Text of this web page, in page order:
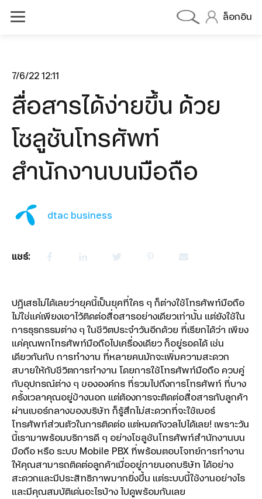
ล็อกอิน
dtac BIZ 5G MAX DATA
dtac BIZ 5G MAX DEVICE
Cloud PBX
dtac Mobile Security
Smart Connect
SMS Marketing
Location-based Messaging
Interactive Messaging
Multimedia Messaging
Workspace
7/6/22 12:11
สื่อสารได้ง่ายขึ้น ด้วย
โซลูชันโทรศัพท์
สำนักงานบนมือถือ
dtac business
แชร์:
ปฏิเสธไม่ได้เลยว่ายุคนี้เป็นยุคที่ใคร ๆ ก็ต่างใช้โทรศัพท์มือถือ
ไม่ใช่แค่เพียงเอาไว้ติดต่อสื่อสารอย่างเดียวเท่านั้น แต่ยังใช้ใน
การธุรกรรมต่าง ๆ ในชีวิตประจำวันอีกด้วย ที่เรียกได้ว่า เพียง
แค่คุณพกโทรศัพท์มือถือไปเครื่องเดียว ก็อยู่รอดได้ เช่น
เดียวกันกับ การทำงาน ที่หลายคนมักจะเพิ่มความสะดวก
สบายให้กับชีวิตการทำงาน โดยการใช้โทรศัพท์มือถือ ควบคู่
กับอุปกรณ์ต่าง ๆ ขององค์กร ที่รวมไปถึงการโทรศัพท์ ที่บาง
ครั้งเวลาคุณอยู่ข้างนอก แต่ต้องการจะติดต่อสื่อสารกับลูกค้า
ผ่านเบอร์กลางของบริษัท ก็รู้สึกไม่สะดวกที่จะใช้เบอร์
โทรศัพท์ส่วนตัวในการติดต่อ แต่หมดกังวลไปได้เลย! เพราะวัน
นี้เรามาพร้อมบริการดี ๆ อย่างโซลูชันโทรศัพท์สำนักงานบน
มือถือ หรือ ระบบ Mobile PBX ที่พร้อมตอบโจทย์การทำงาน
ให้คุณสามารถติดต่อลูกค้าเมื่ออยู่ภายนอกบริษัท ได้อย่าง
สะดวกและมีประสิทธิภาพมากยิ่งขึ้น แต่ระบบนี้ใช้งานอย่างไร
และมีคุณสมบัติเด่นอะไรบ้าง ไปดูพร้อมกันเลย